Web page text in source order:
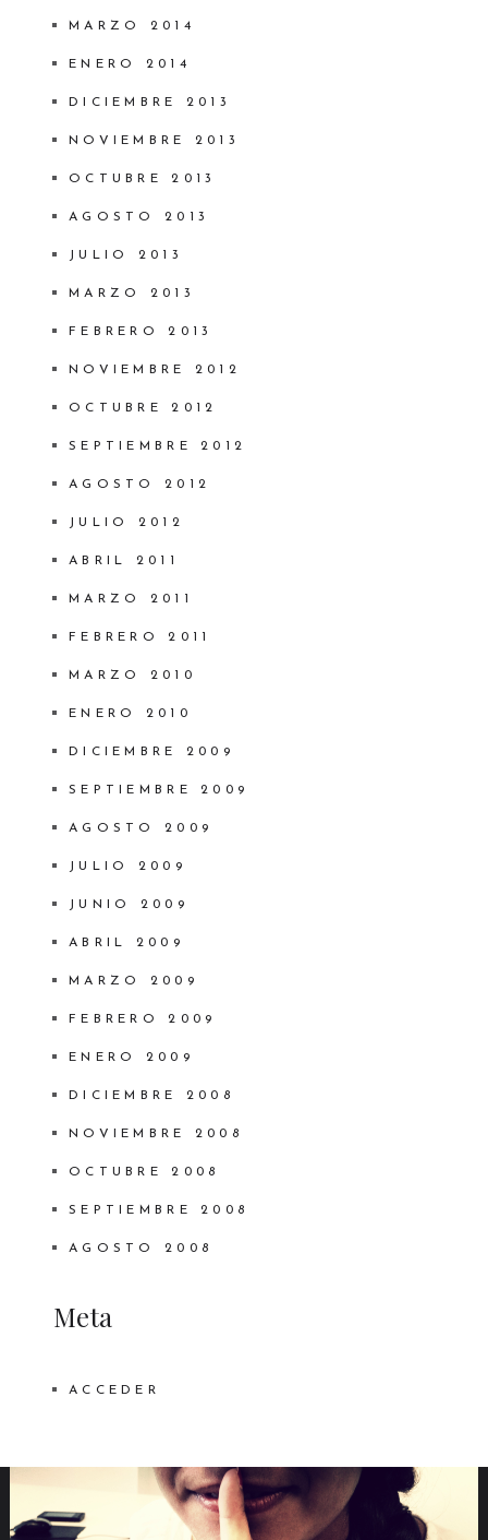
MARZO 2014
ENERO 2014
DICIEMBRE 2013
NOVIEMBRE 2013
OCTUBRE 2013
AGOSTO 2013
JULIO 2013
MARZO 2013
FEBRERO 2013
NOVIEMBRE 2012
OCTUBRE 2012
SEPTIEMBRE 2012
AGOSTO 2012
JULIO 2012
ABRIL 2011
MARZO 2011
FEBRERO 2011
MARZO 2010
ENERO 2010
DICIEMBRE 2009
SEPTIEMBRE 2009
AGOSTO 2009
JULIO 2009
JUNIO 2009
ABRIL 2009
MARZO 2009
FEBRERO 2009
ENERO 2009
DICIEMBRE 2008
NOVIEMBRE 2008
OCTUBRE 2008
SEPTIEMBRE 2008
AGOSTO 2008
Meta
ACCEDER